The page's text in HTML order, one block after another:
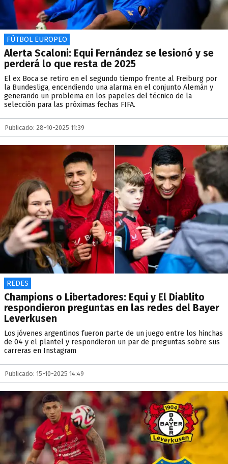
FÚTBOL EUROPEO
Alerta Scaloni: Equi Fernández se lesionó y se
perderá lo que resta de 2025
El ex Boca se retiro en el segundo tiempo frente al Freiburg por
la Bundesliga, encendiendo una alarma en el conjunto Alemán y
generando un problema en los papeles del técnico de la
selección para las próximas fechas FIFA.
Publicado: 28-10-2025 11:39
REDES
Champions o Libertadores: Equi y El Diablito
respondieron preguntas en las redes del Bayer
Leverkusen
Los jóvenes argentinos fueron parte de un juego entre los hinchas
de 04 y el plantel y respondieron un par de preguntas sobre sus
carreras en Instagram
Publicado: 15-10-2025 14:49